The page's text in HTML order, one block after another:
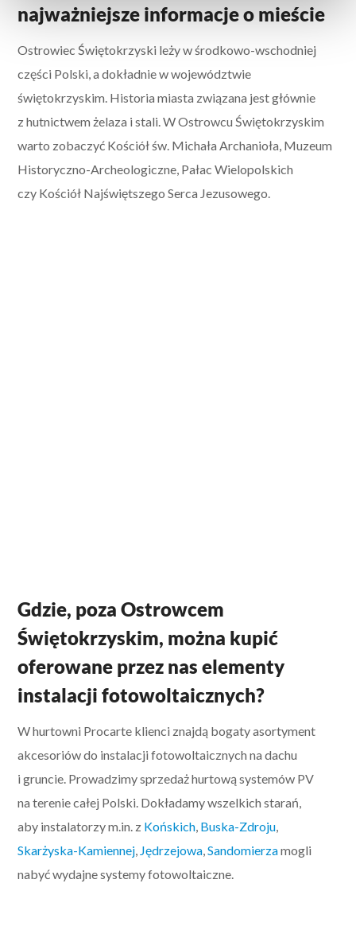
najważniejsze informacje o mieście
Ostrowiec Świętokrzyski leży w środkowo-wschodniej
części Polski, a dokładnie w województwie
świętokrzyskim. Historia miasta związana jest głównie
z hutnictwem żelaza i stali. W Ostrowcu Świętokrzyskim
warto zobaczyć Kościół św. Michała Archanioła, Muzeum
Historyczno-Archeologiczne, Pałac Wielopolskich
czy Kościół Najświętszego Serca Jezusowego.
Gdzie, poza Ostrowcem
Świętokrzyskim, można kupić
oferowane przez nas elementy
instalacji fotowoltaicznych?
W hurtowni Procarte klienci znajdą bogaty asortyment
akcesoriów do instalacji fotowoltaicznych na dachu
i gruncie. Prowadzimy sprzedaż hurtową systemów PV
na terenie całej Polski. Dokładamy wszelkich starań,
aby instalatorzy m.in. z Końskich, Buska-Zdroju,
Skarżyska-Kamiennej, Jędrzejowa,Sandomierzamogli
nabyć wydajne systemy fotowoltaiczne.